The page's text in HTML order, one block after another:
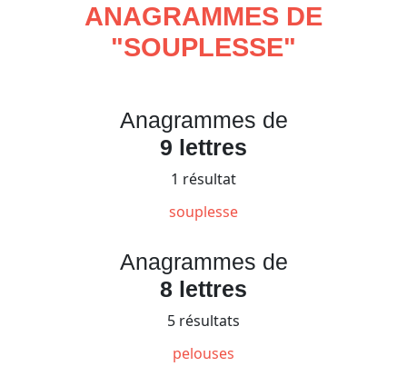
ANAGRAMMES DE
"SOUPLESSE"
Anagrammes de
9 lettres
1 résultat
souplesse
Anagrammes de
8 lettres
5 résultats
pelouses